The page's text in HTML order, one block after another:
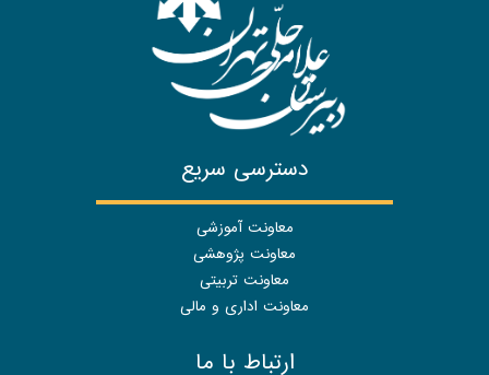
دسترسی سریع
معاونت آموزشی
معاونت پژوهشی
معاونت تربیتی
معاونت اداری و مالی
ارتباط با ما